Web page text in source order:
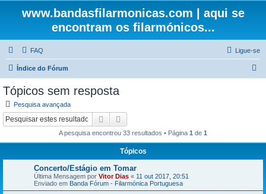
www.bandasfilarmonicas.com | aqui se
encontram os filarmónicos...
FAQ Ligue-se
Índice do Fórum
Tópicos sem resposta
Pesquisa avançada
Pesquisar
A pesquisa encontrou 33 resultados • Página 1 de 1
Tópicos
Concerto/Estágio em Tomar
Última Mensagem por Vitor Dias « 11 out 2017, 20:51
Enviado em Banda Fórum - Filarmónica Portuguesa